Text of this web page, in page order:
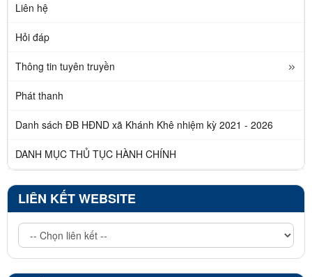
Liên hệ
Hỏi đáp
Thông tin tuyên truyền
Phát thanh
Danh sách ĐB HĐND xã Khánh Khê nhiệm kỳ 2021 - 2026
DANH MỤC THỦ TỤC HÀNH CHÍNH
LIÊN KẾT WEBSITE